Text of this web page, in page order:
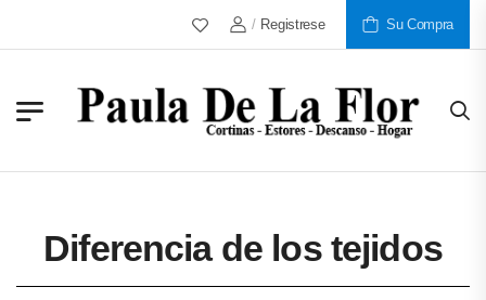
Más De 30 Años Al Servicio De
/ Registrese Su Compra
Diferencia de los tejidos